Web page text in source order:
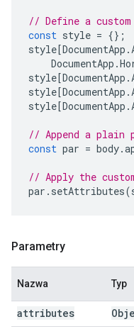
// Define a
const style = {};
style[DocumentApp .
DocumentApp .
style[DocumentApp .
style[DocumentApp .
style[DocumentApp .
// Append a plain
const par = body.
// Apply the
par . setAttributes(
Parametry
Nazwa Typ
attributes